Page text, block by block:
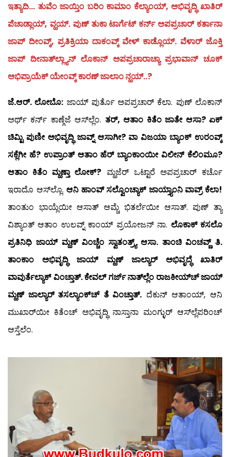
ಇತ್ಯಾದಿ… ತುವೆಂ ಜಾಯ್ತಿಂ ಬರಿಂ ಕಾಮಾಂ ಕೆಲ್ಯಾಂಯ್, ಅಭಿವೃದ್ಧಿ ಖಾತಿರ್
ಪೆಚಾಡ್ಲಾಯ್, ವ್ಹಯ್. ಪುಣ್ ತುಕಾ ಟಾರ್ಗೆಟ್ ಕರ್ನ್ ಅಪಪ್ರಚಾರ್ ಕರ್ತಾನಾ
ಜಾಪ್ ದೀಂವ್ಕ್, ಪ್ರತಿಕ್ರಿಯಾ ದಾಕಂವ್ಕ್ ವೇಳ್ ಕಾಡ್ಲೊಯ್. ವೆಳಾರ್ ಜೊಕ್ತಿ
ಜಾಪ್ ದೀನಾತ್‍ಲ್ಲ್ಯಾನ್ ಲೊಕಾನ್ ಅಪಪ್ರಚಾರಾಚ್ಯಾ ಪ್ರಭಾವಾನ್ ಚೂಕ್
ಅಭಿಪ್ರಾಯೆಕ್ ಯೇಂವ್ಕ್ ಕಾರಣ್ ಜಾಲಾಂ ನ್ಹಯ್..?
ಜೆ.ಆರ್. ಲೋಬೊ: ಜಾಯ್ ಪುರ್ತೊ ಅಪಪ್ರಚಾರ್ ಕೆಲಾ. ಪುಣ್ ಲೊಕಾನ್
ಅರ್ಥ್ ಕರ್ನ್ ಕಾಣ್ಗೆಜೆ ಆಸ್‍ಲ್ಲೆಂ. ತರ್, ಆತಾಂ ಕಿತೆಂ ಜಾತೇ ಆಸಾ? ಏಕ್
ಚಿಮ್ಟಿ ಪುಣೀ ಅಭಿವೃದ್ಧಿ ಜಾವ್ನ್ ಆಸಾಗೀ? ವಾ ವಿಜಯಾ ಬ್ಯಾಂಕ್ ಉರಂವ್ಕ್
ಸಕ್ಲೆಗೀ ಹೆ? ಉಪ್ರಾಂತ್ ಆತಾಂ ಹೆರ್ ಬ್ಯಾಂಕಾಂಯೀ ವಿಲೀನ್ ಕೆಲಿಂಮೂ?
ಆತಾಂ ಕಿತೆಂ ಮ್ಹಣ್ತಾ ಲೋಕ್? ಮ್ಹಜೆರ್ ಒಟ್ಟಾರೆ ಅಪಪ್ರಚಾರ್ ಕರ್ಚೊ
ಇರಾದೊ ಆಸ್‍ಲ್ಲೊ.ಆನಿ ಹಾಂವ್ ಸಲ್ವೊಂಚ್ಯಾಕ್ ಜಾಯ್ತ್ಯಾಂನಿ ವಾವ್ರ್ ಕೆಲಾ!
ತಾಂತುಂ ಭಾಯ್ಲೆಯೀ ಆಸಾತ್ ಆಮ್ಚೆ ಭಿತರ್ಲೆಯೀ ಆಸಾತ್. ಪುಣ್ ತ್ಯಾ
ವಿಶ್ಯಾಂತ್ ಆತಾಂ ಉಲವ್ನ್ ಕಾಂಯ್ ಪ್ರಯೋಜನ್ ನಾ. ಲೊಕಾಕ್ ಕಸಲೊ
ಪ್ರತಿನಿಧಿ ಜಾಯ್ ಮ್ಹಣ್ ವಿಂಚ್ಚೆಂ ಸ್ವಾತಂತ್ರ್ಯ್ ಆಸಾ. ತಾಂಚಿ ವಿಂಚವ್ಣ್ ತಿ.
ತಾಂಕಾಂ ಅಭಿವೃದ್ಧಿ ಜಾಯ್ ಮ್ಹಣ್ ಜಾಲ್ಯಾರ್ ಅಭಿವೃದ್ಧೆ ಖಾತಿರ್
ವಾವುರ್ತೆಲ್ಯಾಕ್ ವಿಂಚ್ತಾತ್. ಕೇವಲ್ ಗರ್ಜ್ ನಾತ್‍ಲ್ಲೆಂ ರಾಜಕೀಯ್‍ಚ್ ಜಾಯ್
ಮ್ಹಣ್ ಜಾಲ್ಯಾರ್ ತಸಲ್ಯಾಂಕ್‍ಚ್ ತೆ ವಿಂಚ್ತಾತ್. ದೆಕುನ್ ಆತಾಂಯ್, ಆನಿ
ಮುಖಾರ್‌ಯೀ ಕಿತೆಂಚ್ ಅಭಿವೃದ್ಧಿ ನಾಸ್ತಾನಾ ಮಂಗ್ಳುರ್ ಆಸ್‍ಲ್ಲೆಪರಿಂಚ್
ಆಸ್ತೆಲೆಂ.